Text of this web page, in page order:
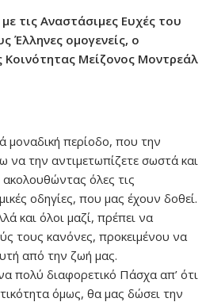
τις Αναστάσιμες Ευχές του
Έλληνες ομογενείς, ο
Κοινότητας Μείζονος Μοντρεάλ
μοναδική περίοδο, που την
να την αντιμετωπίζετε σωστά και
όλες τις
οδηγίες, που μας έχουν δοθεί.
και όλοι μαζί, πρέπει να
τους κανόνες, προκειμένου να
από την ζωή μας.
πολύ διαφορετικό Πάσχα απ’ ότι
όμως, θα μας δώσει την